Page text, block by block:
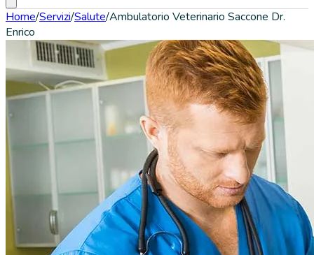
Home/Servizi/Salute/Ambulatorio Veterinario Saccone Dr.
Enrico